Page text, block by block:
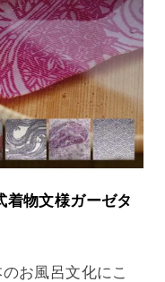
着物文様ガーゼタ
お風呂文化にこ